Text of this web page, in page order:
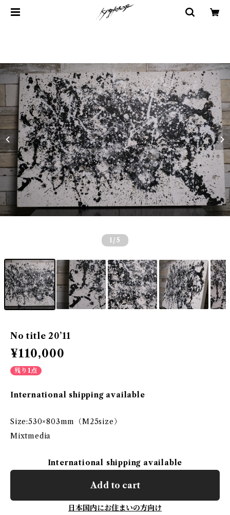
1 /5
No title 20’11
¥110,000
残り1点
International shipping available
Size:530×803mm（M25size）
Mixtmedia
International shipping available
Add to cart
日本国内にお住まいの方向け